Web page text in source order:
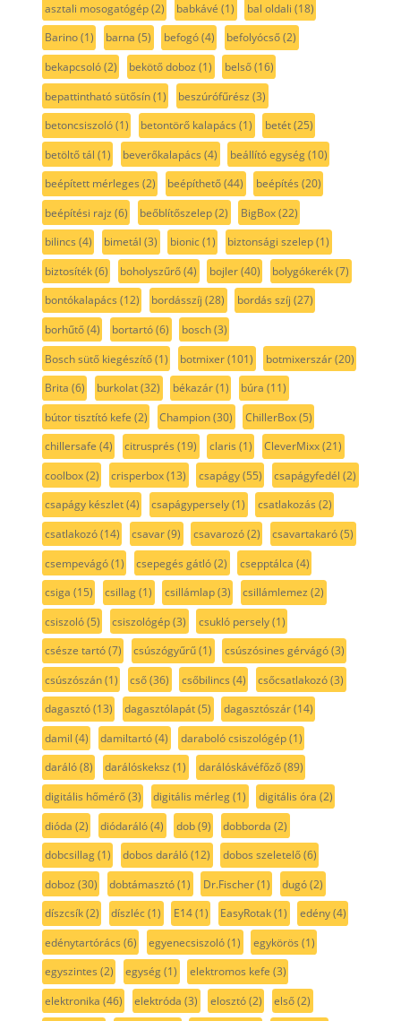
asztali mosogatógép(2) babkávé (1) bal oldali (18)
Barino(1) barna (5) befogó(4) befolyócső(2)
bekapcsoló(2) bekötő doboz (1) belső(16)
bepattintható sütősín(1) beszúrófűrész (3)
betoncsiszoló(1) betontörő kalapács (1) betét(25)
betöltő tál (1) beverőkalapács (4) beállító egység(10)
beépített mérleges (2) beépíthető(44) beépítés (20)
beépítési rajz (6) beőblítőszelep(2) BigBox(22)
bilincs (4) bimetál (3) bionic(1) biztonsági szelep(1)
biztosíték(6) boholyszűrő(4) bojler(40) bolygókerék(7)
bontókalapács (12) bordásszíj (28) bordás szíj (27)
borhűtő(4) bortartó(6) bosch(3)
Bosch sütő kiegészítő(1) botmixer(101) botmixerszár(20)
Brita (6) burkolat(32) békazár(1) búra (11)
bútor tisztító kefe (2) Champion(30) ChillerBox(5)
chillersafe (4) citrusprés (19) claris (1) CleverMixx(21)
coolbox(2) crisperbox(13) csapágy(55) csapágyfedél (2)
csapágy készlet(4) csapágypersely(1) csatlakozás (2)
csatlakozó(14) csavar(9) csavarozó(2) csavartakaró(5)
csempevágó(1) csepegés gátló(2) csepptálca (4)
csiga (15) csillag(1) csillámlap(3) csillámlemez (2)
csiszoló(5) csiszológép(3) csukló persely(1)
csésze tartó(7) csúszógyűrű(1) csúszósines gérvágó(3)
csúszószán(1) cső(36) csőbilincs (4) csőcsatlakozó(3)
dagasztó(13) dagasztólapát(5) dagasztószár(14)
damil (4) damiltartó(4) daraboló csiszológép(1)
daráló(8) darálóskeksz (1) darálóskávéfőző(89)
digitális hőmérő(3) digitális mérleg(1) digitális óra (2)
dióda (2) diódaráló(4) dob(9) dobborda (2)
dobcsillag(1) dobos daráló(12) dobos szeletelő(6)
doboz (30) dobtámasztó(1) Dr.Fischer(1) dugó(2)
díszcsík(2) díszléc(1) E14(1) EasyRotak(1) edény(4)
edénytartórács (6) egyenecsiszoló(1) egykörös (1)
egyszintes (2) egység(1) elektromos kefe (3)
elektronika (46) elektróda (3) elosztó(2) első(2)